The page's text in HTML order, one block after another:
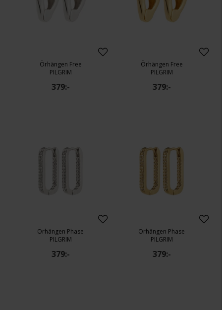
Örhängen Free
PILGRIM
379:-
Örhängen Free
PILGRIM
379:-
Örhängen Phase
PILGRIM
379:-
Örhängen Phase
PILGRIM
379:-